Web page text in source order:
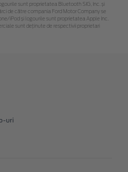
sunt proprietatea Bluetooth SIG, Inc. și
de către compania Ford Motor Company se
iPod și logourile sunt proprietatea Apple Inc.
sunt deținute de respectivii proprietari
uri